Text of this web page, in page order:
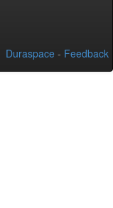
Duraspace - Feedback